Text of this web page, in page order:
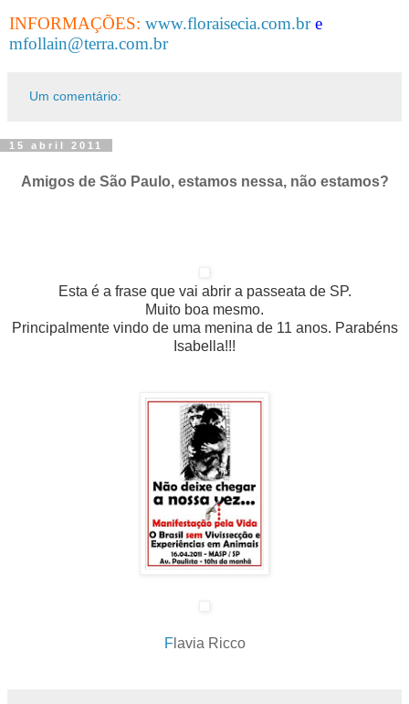
INFORMAÇÕES: www.floraisecia.com.bre
mfollain@terra.com.br
Um comentário:
15 abril 2011
Amigos de São Paulo, estamos nessa, não estamos?
Esta é a frase que vai abrir a passeata de SP.
Muito boa mesmo.
Principalmente vindo de uma menina de 11 anos. Parabéns
Isabella!!!
Flavia Ricco